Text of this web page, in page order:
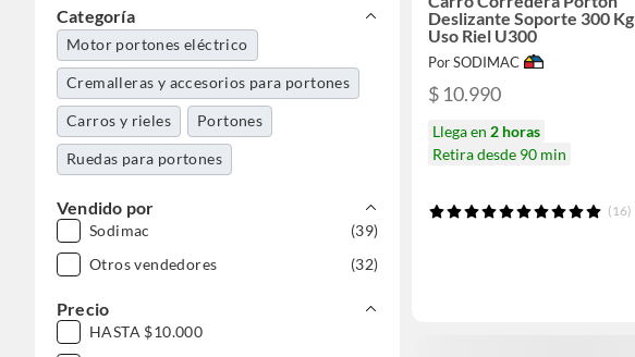
Categoría
Motor portones eléctrico
Cremalleras y accesorios para portones
Carros y rieles Portones
Ruedas para portones
Vendido por
Sodimac
(39)
Otros vendedores
(32)
Precio
HASTA $10.000
Deslizante Soporte 300 Kg
Uso Riel U300
Por SODIMAC
$ 10.990
Llega en 2 horas
Retira desde 90 min
(16)